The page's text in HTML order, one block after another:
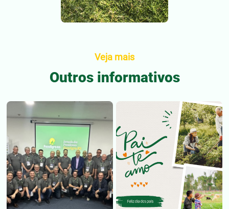
Veja mais
Outros informativos